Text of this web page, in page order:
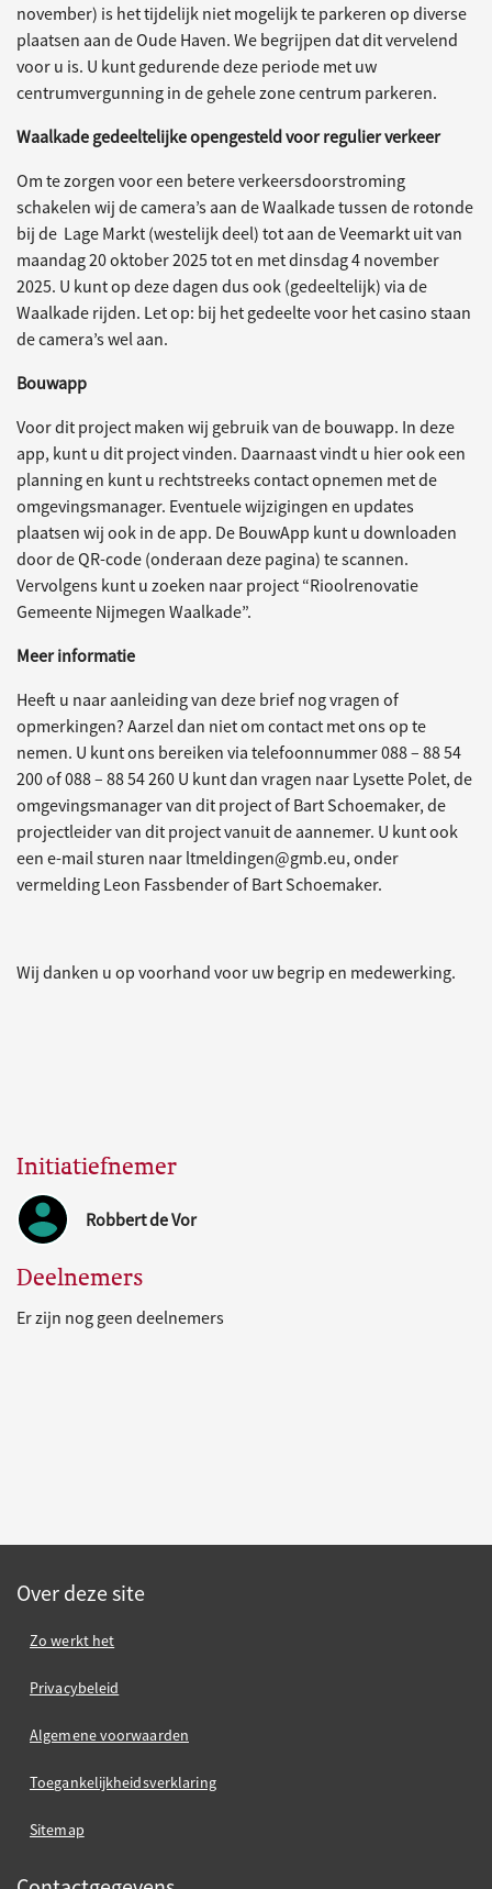
november) is het tijdelijk niet mogelijk te parkeren op diverse
plaatsen aan de Oude Haven. We begrijpen dat dit vervelend
voor u is. U kunt gedurende deze periode met uw
centrumvergunning in de gehele zone centrum parkeren.
Waalkade gedeeltelijke opengesteld voor regulier verkeer
Om te zorgen voor een betere verkeersdoorstroming
schakelen wij de camera’s aan de Waalkade tussen de rotonde
bij de Lage Markt (westelijk deel) tot aan de Veemarkt uit van
maandag 20 oktober 2025 tot en met dinsdag 4 november
2025. U kunt op deze dagen dus ook (gedeeltelijk) via de
Waalkade rijden. Let op: bij het gedeelte voor het casino staan
de camera’s wel aan.
Bouwapp
Voor dit project maken wij gebruik van de bouwapp. In deze
app, kunt u dit project vinden. Daarnaast vindt u hier ook een
planning en kunt u rechtstreeks contact opnemen met de
omgevingsmanager. Eventuele wijzigingen en updates
plaatsen wij ook in de app. De BouwApp kunt u downloaden
door de QR-code (onderaan deze pagina) te scannen.
Vervolgens kunt u zoeken naar project “Rioolrenovatie
Gemeente Nijmegen Waalkade”.
Meer informatie
Heeft u naar aanleiding van deze brief nog vragen of
opmerkingen? Aarzel dan niet om contact met ons op te
nemen. U kunt ons bereiken via telefoonnummer 088 – 88 54
200 of 088 – 88 54 260 U kunt dan vragen naar Lysette Polet, de
omgevingsmanager van dit project of Bart Schoemaker, de
projectleider van dit project vanuit de aannemer. U kunt ook
een e-mail sturen naar ltmeldingen@gmb.eu, onder
vermelding Leon Fassbender of Bart Schoemaker.
Wij danken u op voorhand voor uw begrip en medewerking.
Initiatiefnemer
Robbert de Vor
Deelnemers
Er zijn nog geen deelnemers
Over deze site
Zo werkt het
Privacybeleid
Algemene voorwaarden
Toegankelijkheidsverklaring
Sitemap